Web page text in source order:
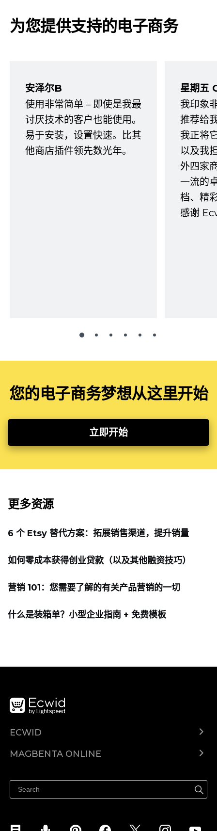
为您提供支持的电子商务
安泽尔B
使用非常简单 – 即使是我最
讨厌技术的客户也能使用。
易于安装，设置快速。比其
他商店插件领先数光年。
星期五
我印象
推荐给
我正将
以及我
外四家
一流的
档、精
感谢
您的电子商务梦想从这里开始
立即开始
更多资源
6 个 Etsy 替代方案：拓展销售渠道，提升销量
如何零成本获得创业贷款（以及其他融资技巧）
营销 101：您需要了解的有关产品营销的一切
什么是装箱单？小型企业指南 + 免费模板
ECWID
Help center
MAGBENTA ONLINE
Ibenta sa Facebook